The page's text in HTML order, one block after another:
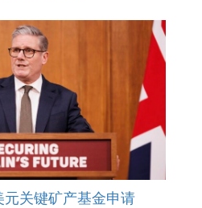
关键矿产基金申请